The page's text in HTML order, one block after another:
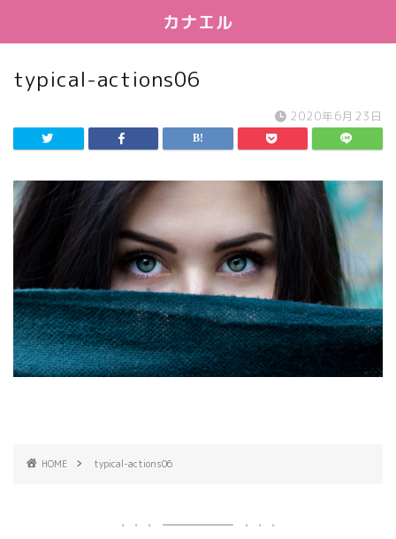
カナエル
typical-actions06
2020年6月23日
HOME typical-actions06